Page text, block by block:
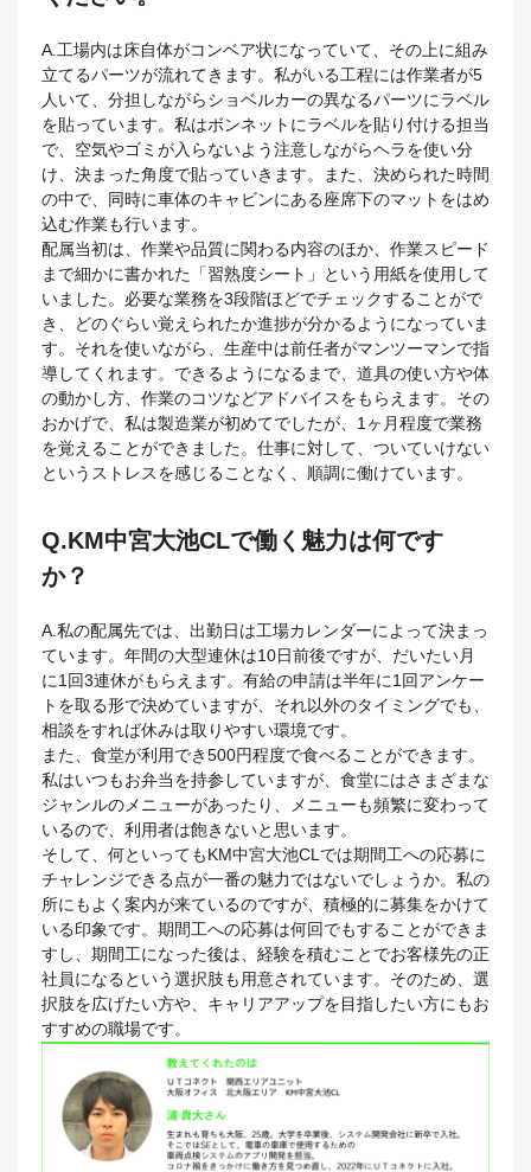
A.工場内は床自体がコンベア状になっていて、その上に組み
立てるパーツが流れてきます。私がいる工程には作業者が5
人いて、分担しながらショベルカーの異なるパーツにラベル
を貼っています。私はボンネットにラベルを貼り付ける担当
で、空気やゴミが入らないよう注意しながらヘラを使い分
け、決まった角度で貼っていきます。また、決められた時間
の中で、同時に車体のキャビンにある座席下のマットをはめ
込む作業も行います。
配属当初は、作業や品質に関わる内容のほか、作業スピード
まで細かに書かれた「習熟度シート」という用紙を使用して
いました。必要な業務を3段階ほどでチェックすることがで
き、どのぐらい覚えられたか進捗が分かるようになっていま
す。それを使いながら、生産中は前任者がマンツーマンで指
導してくれます。できるようになるまで、道具の使い方や体
の動かし方、作業のコツなどアドバイスをもらえます。その
おかげで、私は製造業が初めてでしたが、1ヶ月程度で業務
を覚えることができました。仕事に対して、ついていけない
というストレスを感じることなく、順調に働けています。
Q.KM中宮大池CLで働く魅力は何です
か？
A.私の配属先では、出勤日は工場カレンダーによって決まっ
ています。年間の大型連休は10日前後ですが、だいたい月
に1回3連休がもらえます。有給の申請は半年に1回アンケー
トを取る形で決めていますが、それ以外のタイミングでも、
相談をすれば休みは取りやすい環境です。
また、食堂が利用でき500円程度で食べることができます。
私はいつもお弁当を持参していますが、食堂にはさまざまな
ジャンルのメニューがあったり、メニューも頻繁に変わって
いるので、利用者は飽きないと思います。
そして、何といってもKM中宮大池CLでは期間工への応募に
チャレンジできる点が一番の魅力ではないでしょうか。私の
所にもよく案内が来ているのですが、積極的に募集をかけて
いる印象です。期間工への応募は何回でもすることができま
すし、期間工になった後は、経験を積むことでお客様先の正
社員になるという選択肢も用意されています。そのため、選
択肢を広げたい方や、キャリアアップを目指したい方にもお
すすめの職場です。